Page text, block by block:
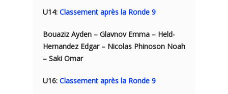
U14: Classement après la Ronde 9
Bouaziz Ayden – Glavnov Emma – Held-
Hernandez Edgar – Nicolas Phinoson Noah
– Saki Omar
U16: Classement après la Ronde 9